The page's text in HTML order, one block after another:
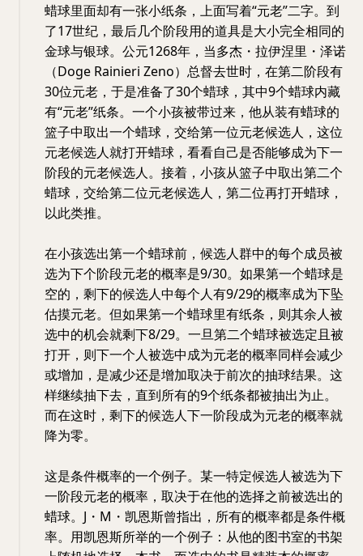
蜡球里面却有一张小纸条，上面写着“元老”二字。到
了17世纪，最后几个阶段用的道具是大小完全相同的
金球与银球。公元1268年，当多杰・拉伊涅里・泽诺
（Doge Rainieri Zeno）总督去世时，在第二阶段有
30位元老，于是准备了30个蜡球，其中9个蜡球内藏
有“元老”纸条。一个小孩被带过来，他从装有蜡球的
篮子中取出一个蜡球，交给第一位元老候选人，这位
元老候选人就打开蜡球，看看自己是否能够成为下一
阶段的元老候选人。接着，小孩从篮子中取出第二个
蜡球，交给第二位元老候选人，第二位再打开蜡球，
以此类推。
在小孩选出第一个蜡球前，候选人群中的每个成员被
选为下个阶段元老的概率是9/30。如果第一个蜡球是
空的，剩下的候选人中每个人有9/29的概率成为下坠
估摸元老。但如果第一个蜡球里有纸条，则其余人被
选中的机会就剩下8/29。一旦第二个蜡球被选定且被
打开，则下一个人被选中成为元老的概率同样会减少
或增加，是减少还是增加取决于前次的抽球结果。这
样继续抽下去，直到所有的9个纸条都被抽出为止。
而在这时，剩下的候选人下一阶段成为元老的概率就
降为零。
这是条件概率的一个例子。某一特定候选人被选为下
一阶段元老的概率，取决于在他的选择之前被选出的
蜡球。J・M・凯恩斯曾指出，所有的概率都是条件概
率。用凯恩斯所举的一个例子：从他的图书室的书架